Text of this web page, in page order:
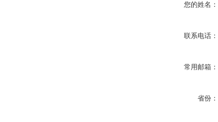
您的姓名：
联系电话：
常用邮箱：
省份：